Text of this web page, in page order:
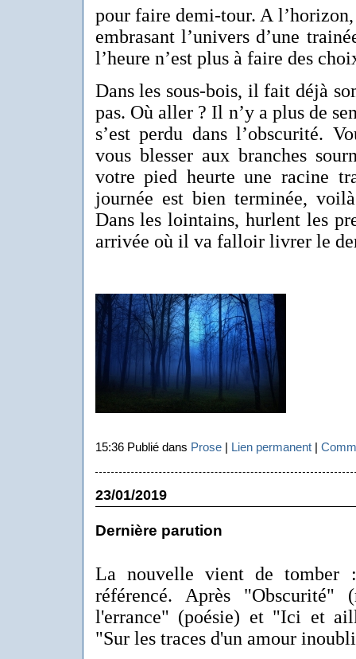
pour faire demi-tour. A
embrasant l’univers d’une
l’heure n’est plus à faire des
Dans les sous-bois, il fait déjà
pas. Où aller ? Il n’y a plus de
s’est perdu dans l’obscurité.
vous blesser aux branches
votre pied heurte une racine
journée est bien terminée,
Dans les lointains, hurlent les
arrivée où il va falloir livrer le
15:36 Publié dans Prose| Lien permanent|
23/01/2019
Dernière parution
La nouvelle vient de tomber
référencé. Après "Obscurité"
l'errance" (poésie) et "Ici et
"Sur les traces d'un amour